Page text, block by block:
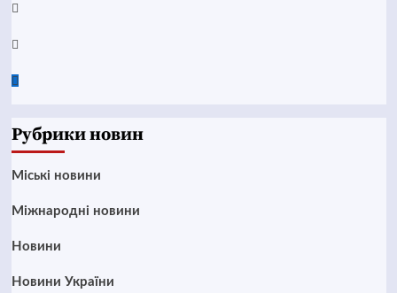
Instagram
Twitter
Google
Рубрики новин
Mіські новини
Міжнародні новини
Новини
Новини України